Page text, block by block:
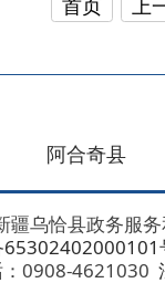
号新ICP